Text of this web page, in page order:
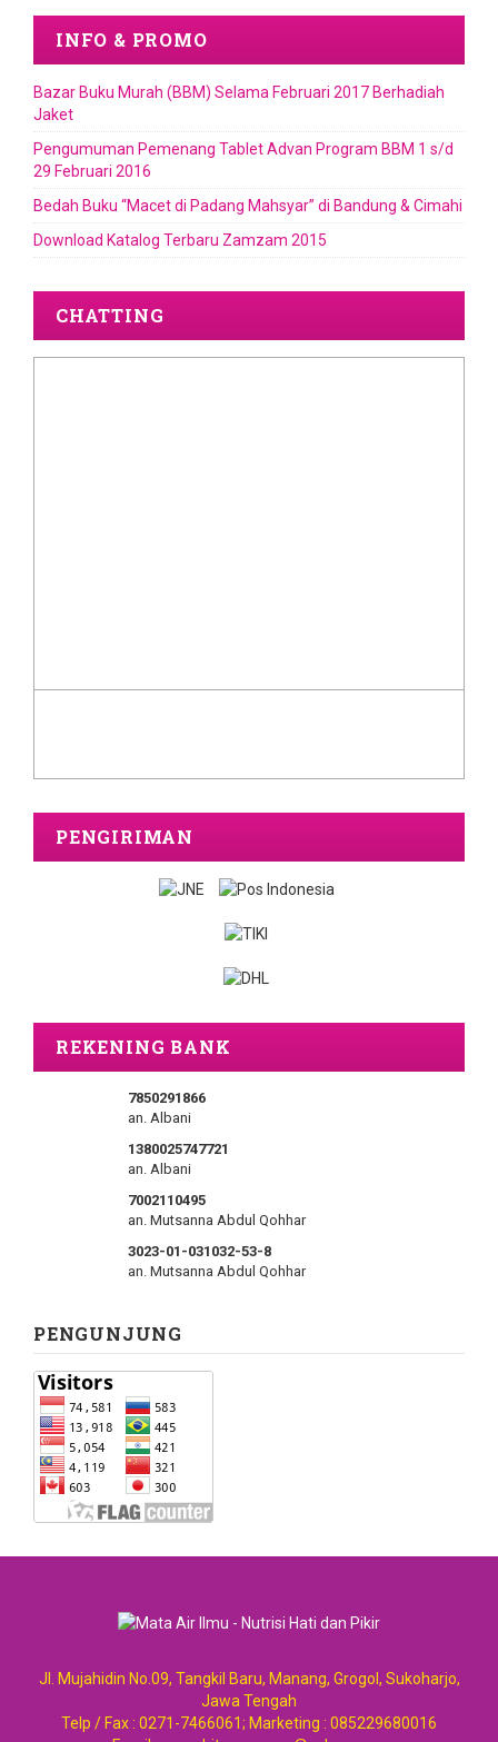
INFO & PROMO
Bazar Buku Murah (BBM) Selama Februari 2017 Berhadiah
Jaket
Pengumuman Pemenang Tablet Advan Program BBM 1 s/d
29 Februari 2016
Bedah Buku “Macet di Padang Mahsyar” di Bandung & Cimahi
Download Katalog Terbaru Zamzam 2015
CHATTING
PENGIRIMAN
REKENING BANK
7850291866
an. Albani
1380025747721
an. Albani
7002110495
an. Mutsanna Abdul Qohhar
3023-01-031032-53-8
an. Mutsanna Abdul Qohhar
PENGUNJUNG
Jl. Mujahidin No.09, Tangkil Baru, Manang, Grogol, Sukoharjo,
Jawa Tengah
Telp / Fax : 0271-7466061; Marketing : 085229680016